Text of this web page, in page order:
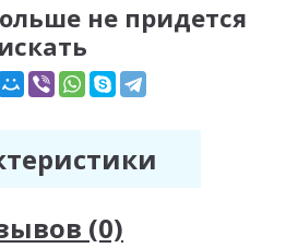
не придется
искать
(0)